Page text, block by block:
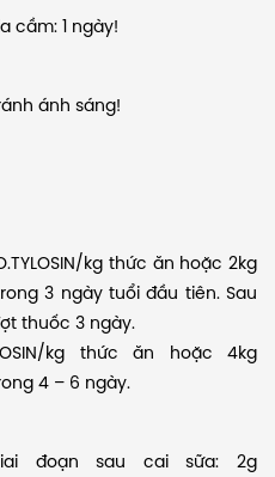
cầm: 1 ngày!
ánh sáng!
kg thức ăn hoặc 2kg
3 ngày tuổi đầu tiên. Sau
thuốc 3 ngày.
kg thức ăn hoặc 4kg
4 – 6 ngày.
đoạn sau cai sữa: 2g